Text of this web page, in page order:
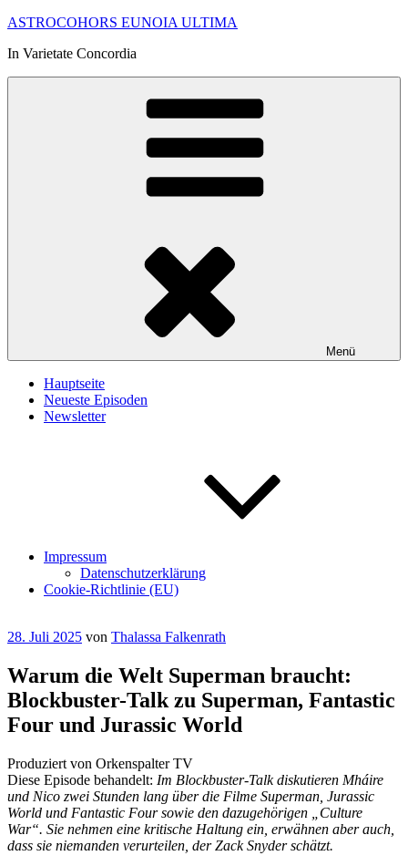
Zum
springen
ASTROCOHORS EUNOIA ULTIMA
In Varietate Concordia
Menü
Hauptseite
Neueste Episoden
Newsletter
Impressum
Datenschutzerklärung
Cookie-Richtlinie (EU)
Veröffentlicht
28. Juli 2025 von Thalassa Falkenrath
Warum die Welt Superman braucht:
Blockbuster-Talk zu Superman, Fantastic
Four und Jurassic World
Produziert von Orkenspalter TV
Diese Episode behandelt: Im Blockbuster-Talk diskutieren Mháire
und Nico zwei Stunden lang über die Filme Superman, Jurassic
World und Fantastic Four sowie den dazugehörigen „Culture
War“. Sie nehmen eine kritische Haltung ein, erwähnen aber auch,
dass sie niemanden verurteilen, der Zack Snyder schätzt.